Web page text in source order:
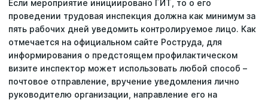
Если мероприятие инициировано ГИТ, то о его
проведении трудовая инспекция должна как минимум за
пять рабочих дней уведомить контролируемое лицо. Как
отмечается на официальном сайте Роструда, для
информирования о предстоящем профилактическом
визите инспектор может использовать любой способ –
почтовое отправление, вручение уведомления лично
руководителю организации, направление его на